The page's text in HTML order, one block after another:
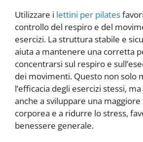
Utilizzare i lettini per pilates
controllo del respiro e del
esercizi. La struttura stabile e
aiuta a mantenere una corretta
concentrarsi sul respiro e
dei movimenti. Questo non solo
l’efficacia degli esercizi stessi,
anche a sviluppare una maggiore
corporea e a ridurre lo stress,
benessere generale.